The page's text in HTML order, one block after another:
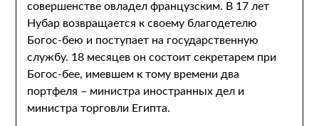
совершенстве овладел французским. В 17 лет
Нубар возвращается к своему благодетелю
Богос-бею и поступает на государственную
службу. 18 месяцев он состоит секретарем при
Богос-бее, имевшем к тому времени два
портфеля – министра иностранных дел и
министра торговли Египта.